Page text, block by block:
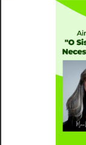
milhões;
https://
divida-no-
A
cofres